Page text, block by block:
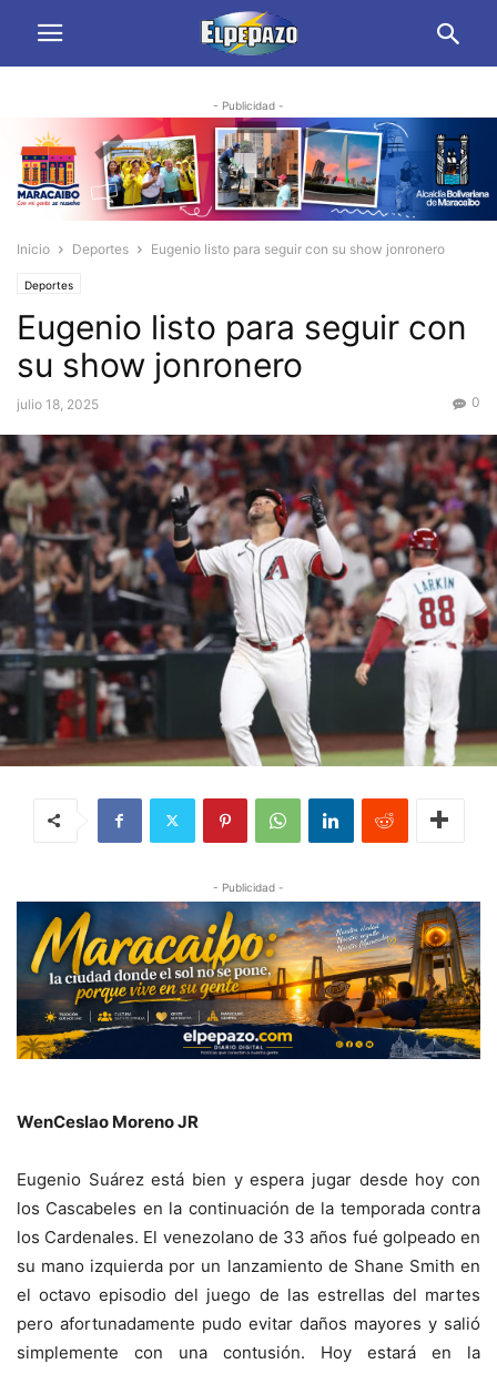
- Publicidad -
Inicio Deportes Eugenio listo para seguir con su show jonronero
Deportes
Eugenio listo para seguir con
su show jonronero
julio 18, 2025 0
- Publicidad -
WenCeslao Moreno JR
Eugenio Suárez está bien y espera jugar desde hoy con
los Cascabeles en la continuación de la temporada contra
los Cardenales. El venezolano de 33 años fué golpeado en
su mano izquierda por un lanzamiento de Shane Smith en
el octavo episodio del juego de las estrellas del martes
pero afortunadamente pudo evitar daños mayores y salió
simplemente con una contusión. Hoy estará en la